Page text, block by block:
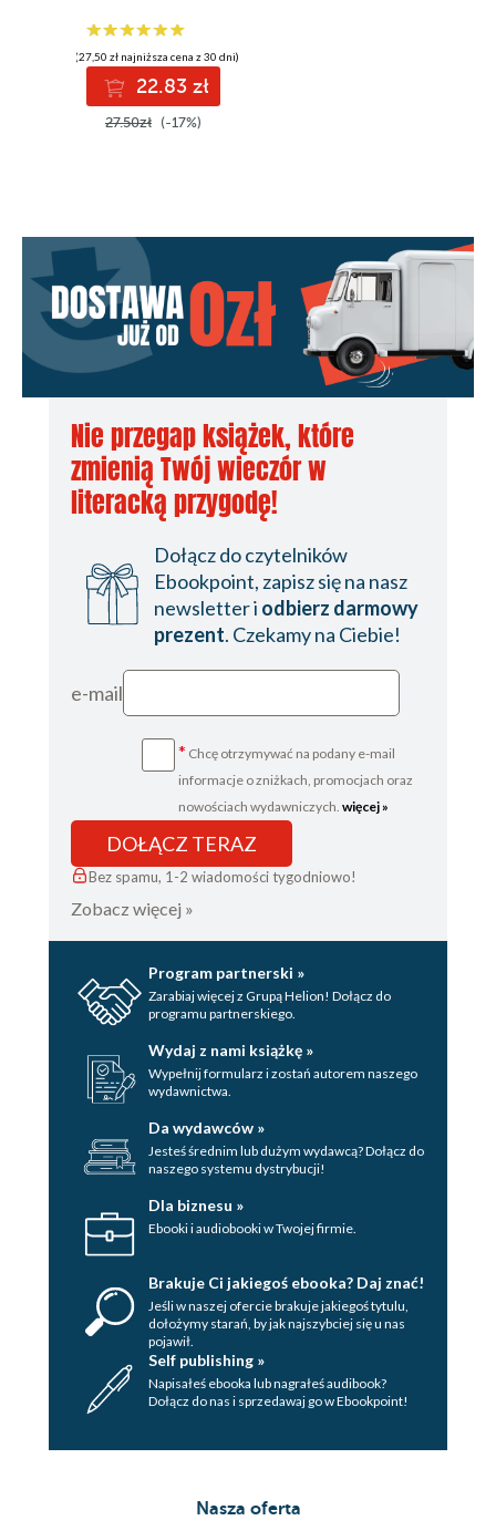
(27,50 zł najniższa cena z 30 dni)
22.83 zł
27.50zł (-17%)
Nie przegap książek, które
zmienią Twój wieczór w
literacką przygodę!
Dołącz do czytelników
Ebookpoint, zapisz się na nasz
newsletter i odbierz darmowy
prezent. Czekamy na Ciebie!
e-mail
* Chcę otrzymywać na podany e-mail
informacje o zniżkach, promocjach oraz
nowościach wydawniczych. więcej »
DOŁĄCZ TERAZ
Bez spamu, 1-2 wiadomości tygodniowo!
Zobacz więcej »
Program partnerski »
Zarabiaj więcej z Grupą Helion! Dołącz do
programu partnerskiego.
Wydaj z nami książkę »
Wypełnij formularz i zostań autorem naszego
wydawnictwa.
Da wydawców »
Jesteś średnim lub dużym wydawcą? Dołącz do
naszego systemu dystrybucji!
Dla biznesu »
Ebooki i audiobooki w Twojej firmie.
Brakuje Ci jakiegoś ebooka? Daj znać!
Jeśli w naszej ofercie brakuje jakiegoś tytulu,
dołożymy starań, by jak najszybciej się u nas
pojawił.
Self publishing »
Napisałeś ebooka lub nagrałeś audibook?
Dołącz do nas i sprzedawaj go w Ebookpoint!
Nasza oferta